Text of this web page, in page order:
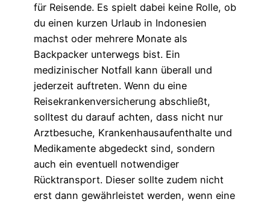
für Reisende. Es spielt dabei keine Rolle, ob
du einen kurzen Urlaub in Indonesien
machst oder mehrere Monate als
Backpacker unterwegs bist. Ein
medizinischer Notfall kann überall und
jederzeit auftreten. Wenn du eine
Reisekrankenversicherung abschließt,
solltest du darauf achten, dass nicht nur
Arztbesuche, Krankenhausaufenthalte und
Medikamente abgedeckt sind, sondern
auch ein eventuell notwendiger
Rücktransport. Dieser sollte zudem nicht
erst dann gewährleistet werden, wenn eine